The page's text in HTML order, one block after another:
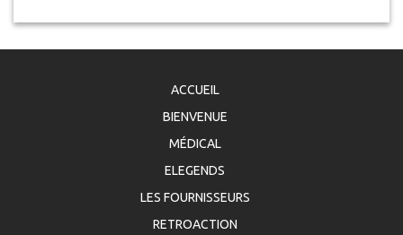
ACCUEIL
BIENVENUE
MÉDICAL
ELEGENDS
LES FOURNISSEURS
RETROACTION